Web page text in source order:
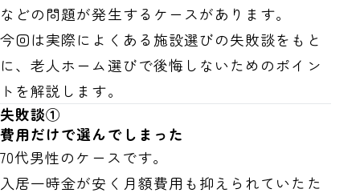
などの問題が発生するケースがあります。
今回は実際によくある施設選びの失敗談をもと
に、老人ホーム選びで後悔しないためのポイン
トを解説します。
失敗談①
費用だけで選んでしまった
70代男性のケースです。
入居一時金が安く月額費用も抑えられていたた